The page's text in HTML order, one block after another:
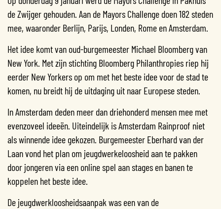
de Zwijger gehouden. Aan de Mayors Challenge doen 182 steden
mee, waaronder Berlijn, Parijs, Londen, Rome en Amsterdam.
Het idee komt van oud-burgemeester Michael Bloomberg van
New York. Met zijn stichting Bloomberg Philanthropies riep hij
eerder New Yorkers op om met het beste idee voor de stad te
komen, nu breidt hij de uitdaging uit naar Europese steden.
In Amsterdam deden meer dan driehonderd mensen mee met
evenzoveel ideeën. Uiteindelijk is Amsterdam Rainproof niet
als winnende idee gekozen. Burgemeester Eberhard van der
Laan vond het plan om jeugdwerkeloosheid aan te pakken
door jongeren via een online spel aan stages en banen te
koppelen het beste idee.
De jeugdwerkloosheidsaanpak was een van de